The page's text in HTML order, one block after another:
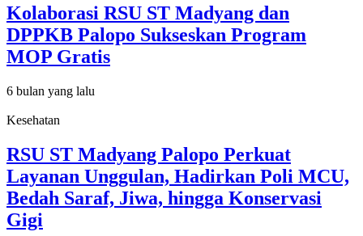
Kolaborasi RSU ST Madyang dan
DPPKB Palopo Sukseskan Program
MOP Gratis
6 bulan yang lalu
Kesehatan
RSU ST Madyang Palopo Perkuat
Layanan Unggulan, Hadirkan Poli MCU,
Bedah Saraf, Jiwa, hingga Konservasi
Gigi